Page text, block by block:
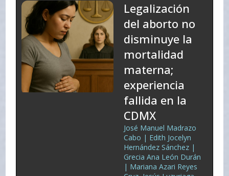
Legalización
del aborto no
disminuye la
mortalidad
materna;
experiencia
fallida en la
CDMX
José Manuel Madrazo
Cabo | Edith Jocelyn
Hernández Sánchez |
Grecia Ana León Durán
| Mariana Azari Reyes